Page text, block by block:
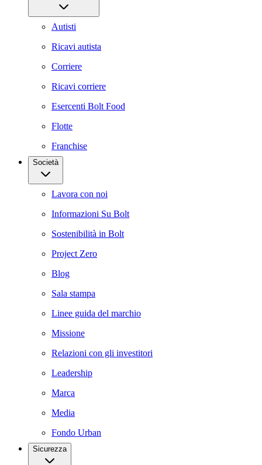
Autisti
Ricavi autista
Corriere
Ricavi corriere
Esercenti Bolt Food
Flotte
Franchise
Società
Lavora con noi
Informazioni Su Bolt
Sostenibilità in Bolt
Project Zero
Blog
Sala stampa
Linee guida del marchio
Missione
Relazioni con gli investitori
Leadership
Marca
Media
Fondo Urban
Sicurezza